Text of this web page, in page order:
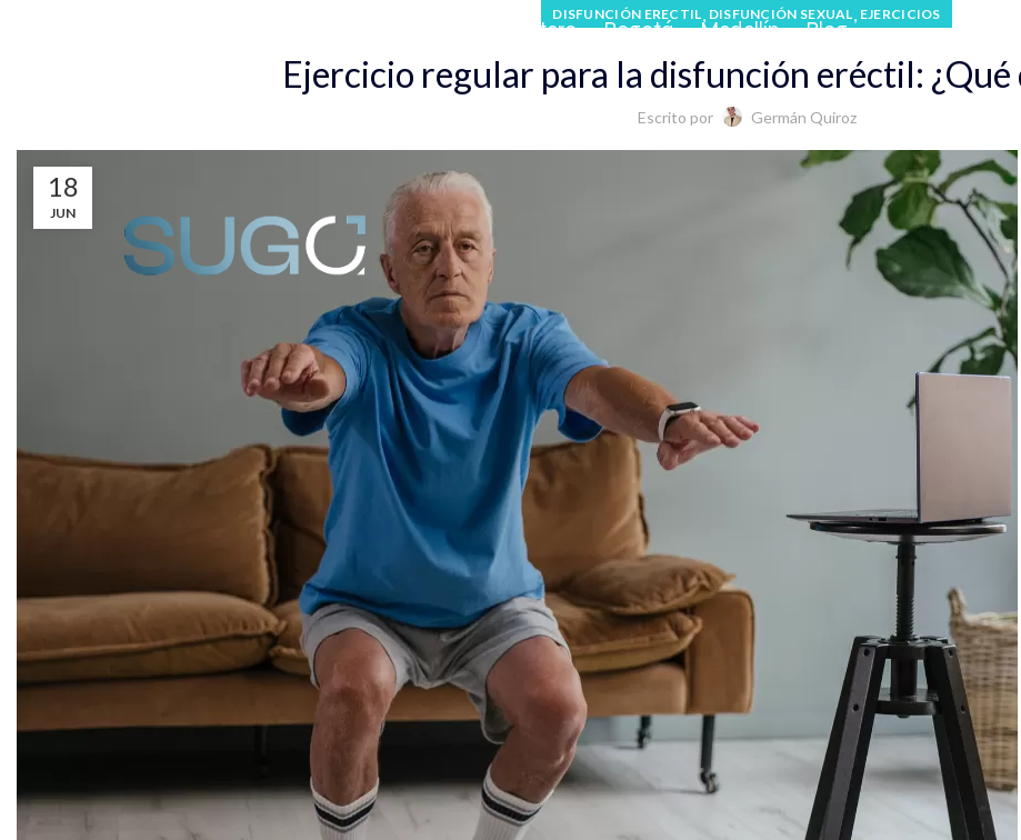
Eje Cafetero Bogotá Medellín Blog
DISFUNCIÓN ERECTIL, DISFUNCIÓN SEXUAL, EJERCICIOS
Ejercicio regular para la disfunción eréctil: ¿Qué
Escrito por Germán Quiroz
18
JUN